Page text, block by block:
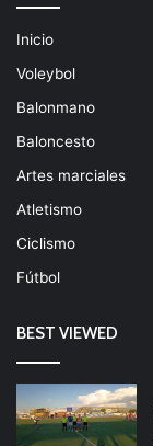
Inicio
Voleybol
Balonmano
Baloncesto
Artes marciales
Atletismo
Ciclismo
Fútbol
BEST VIEWED